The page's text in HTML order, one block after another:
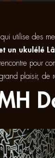
utilise des
un ukulélé
pour
plaisir, de